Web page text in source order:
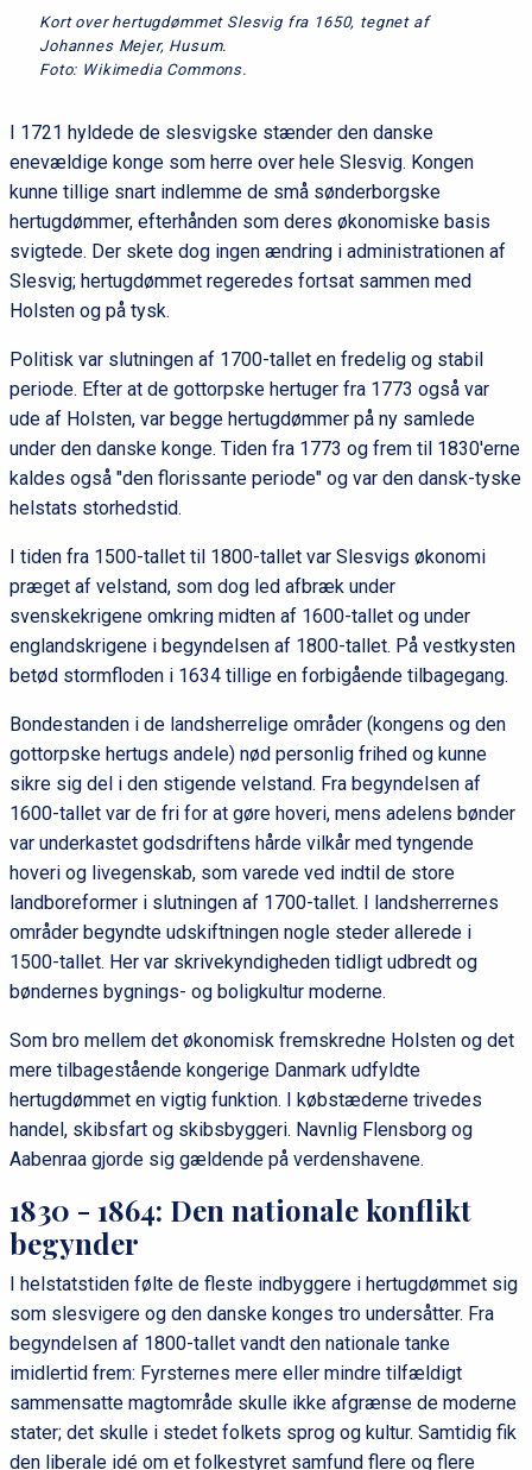
Kort over hertugdømmet Slesvig fra 1650, tegnet af
Johannes Mejer, Husum.
Foto: Wikimedia Commons.
I 1721 hyldede de slesvigske stænder den danske
enevældige konge som herre over hele Slesvig. Kongen
kunne tillige snart indlemme de små sønderborgske
hertugdømmer, efterhånden som deres økonomiske basis
svigtede. Der skete dog ingen ændring i administrationen af
Slesvig; hertugdømmet regeredes fortsat sammen med
Holsten og på tysk.
Politisk var slutningen af 1700-tallet en fredelig og stabil
periode. Efter at de gottorpske hertuger fra 1773 også var
ude af Holsten, var begge hertugdømmer på ny samlede
under den danske konge. Tiden fra 1773 og frem til 1830'erne
kaldes også "den florissante periode" og var den dansk-tyske
helstats storhedstid.
I tiden fra 1500-tallet til 1800-tallet var Slesvigs økonomi
præget af velstand, som dog led afbræk under
svenskekrigene omkring midten af 1600-tallet og under
englandskrigene i begyndelsen af 1800-tallet. På vestkysten
betød stormfloden i 1634 tillige en forbigående tilbagegang.
Bondestanden i de landsherrelige områder (kongens og den
gottorpske hertugs andele) nød personlig frihed og kunne
sikre sig del i den stigende velstand. Fra begyndelsen af
1600-tallet var de fri for at gøre hoveri, mens adelens bønder
var underkastet godsdriftens hårde vilkår med tyngende
hoveri og livegenskab, som varede ved indtil de store
landboreformer i slutningen af 1700-tallet. I landsherrernes
områder begyndte udskiftningen nogle steder allerede i
1500-tallet. Her var skrivekyndigheden tidligt udbredt og
bøndernes bygnings- og boligkultur moderne.
Som bro mellem det økonomisk fremskredne Holsten og det
mere tilbagestående kongerige Danmark udfyldte
hertugdømmet en vigtig funktion. I købstæderne trivedes
handel, skibsfart og skibsbyggeri. Navnlig Flensborg og
Aabenraa gjorde sig gældende på verdenshavene.
1830 - 1864: Den nationale konflikt
begynder
I helstatstiden følte de fleste indbyggere i hertugdømmet sig
som slesvigere og den danske konges tro undersåtter. Fra
begyndelsen af 1800-tallet vandt den nationale tanke
imidlertid frem: Fyrsternes mere eller mindre tilfældigt
sammensatte magtområde skulle ikke afgrænse de moderne
stater; det skulle i stedet folkets sprog og kultur. Samtidig fik
den liberale idé om et folkestyret samfund flere og flere